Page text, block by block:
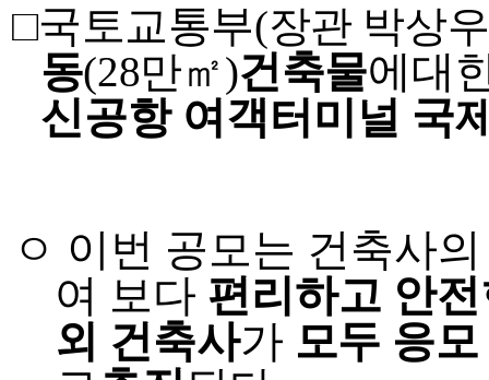
□국토교통부(장관 박상우
동(28만㎡)건축물에 대
신공항 여객터미널 국
ㅇ 이번 공모는 건축사
여 보다 편리하고 안
외 건축사가 모두 응